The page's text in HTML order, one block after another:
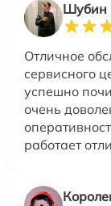
Шубин
Отличное
сервисного
успешно
очень
работает